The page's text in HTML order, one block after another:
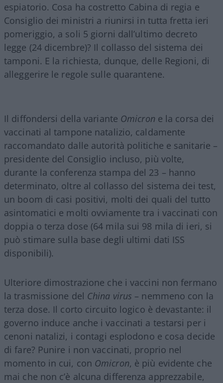
espiatorio. Cosa ha costretto Cabina di regia e
Consiglio dei ministri a riunirsi in tutta fretta ieri
pomeriggio, a soli 5 giorni dall’ultimo decreto
legge (24 dicembre)? Il collasso del sistema dei
tamponi. E la richiesta, dunque, delle Regioni, di
alleggerire le regole sulle quarantene.
Il diffondersi della variante Omicron e la corsa dei
vaccinati al tampone natalizio, caldamente
raccomandato dalle autorità politiche e sanitarie –
presidente del Consiglio incluso, più volte,
durante la conferenza stampa del 23 – hanno
determinato, oltre al collasso del sistema dei test,
un boom di casi positivi, molti dei quali del tutto
asintomatici e molti ovviamente tra i vaccinati con
doppia o terza dose (64 mila sui 98 mila di ieri, si
può stimare sulla base degli ultimi dati ISS
disponibili).
Ulteriore dimostrazione che i vaccini non fermano
la trasmissione del China virus – nemmeno con la
terza dose. Il corto circuito logico è devastante: il
governo induce anche i vaccinati a testarsi per i
cenoni natalizi, i contagi esplodono e cosa decide
di fare? Punire i non vaccinati, proprio nel
momento in cui, con Omicron, è più evidente che
mai che non c’è alcuna differenza apprezzabile,